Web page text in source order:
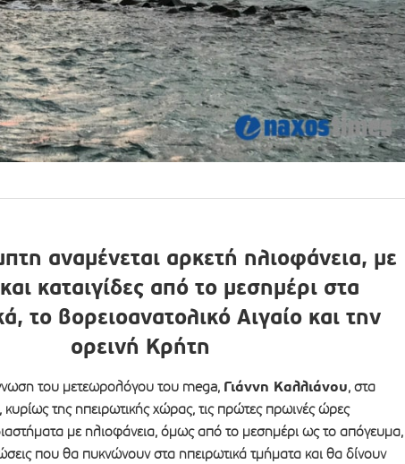
αναμένεται αρκετή ηλιοφάνεια, με
καταιγίδες από το μεσημέρι στα
το βορειοανατολικό Αιγαίο και την
ορεινή Κρήτη
του μετεωρολόγου του mega, Γιάννη Καλλιάνου, στα
της ηπειρωτικής χώρας, τις πρώτες πρωινές ώρες
με ηλιοφάνεια, όμως από το μεσημέρι ως το απόγευμα,
που θα πυκνώνουν στα ηπειρωτικά τμήματα και θα δίνουν